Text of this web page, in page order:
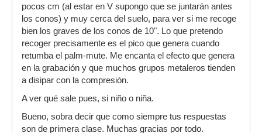
una distancia de entre 50cm y un metro a la
altura donde las dos cajas se juntan.
P.D.: probad todo lo que podáis y no descartéis
nada por anticipado, si algo no funciona
cambiarlo, pero recordad como sonaba por si
acaso otra vez necesitáis repetir, en otro
contexto, ese tipo de sonoridad.
pocos cm (al estar en V supongo que se juntarán antes
los conos) y muy cerca del suelo, para ver si me recoge
bien los graves de los conos de 10". Lo que pretendo
recoger precisamente es el pico que genera cuando
retumba el palm-mute. Me encanta el efecto que genera
en la grabación y que muchos grupos metaleros tienden
a disipar con la compresión.
A ver qué sale pues, si niño o niña.
Bueno, sobra decir que como siempre tus respuestas
son de primera clase. Muchas gracias por todo.